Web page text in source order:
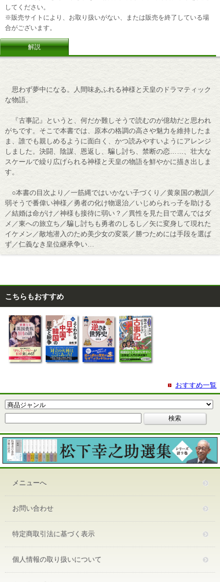
してください。
※販売サイトにより、お取り扱いがない、または販売を終了している場
合がございます。
解説
思わず夢中になる。人間味あふれる神様と天皇のドラマティック
な物語。
『古事記』というと、何だか難しそうで読むのが億劫だと思われ
がちです。そこで本書では、原本の格調の高さや魅力を維持したま
ま、誰でも親しめるように面白く、かつ読みやすいようにアレンジ
しました。決闘、陰謀、恩返し、騙し討ち、禁断の恋……、壮大な
スケールで繰り広げられる神様と天皇の物語を鮮やかに描き出しま
す。
○本書の目次より／一筋縄ではいかない子づくり／黄泉国の教訓／
弱そうで番偉い神様／勇者の化け物退治／いじめられっ子を助ける
／結婚は命がけ／神様も接待に弱い？／異性を見た目で選んではダ
メ／東への旅立ち／騙し討ちも勇者のしるし／矢に変身して現れた
イケメン／敵地潜入のため美少女の変装／勝つためには手段を選ば
ず／仁義なき皇位継承争い…
こちらもおすすめ
おすすめ一覧
メニューへ
お問い合わせ
特定商取引法に基づく表示
個人情報の取り扱いについて